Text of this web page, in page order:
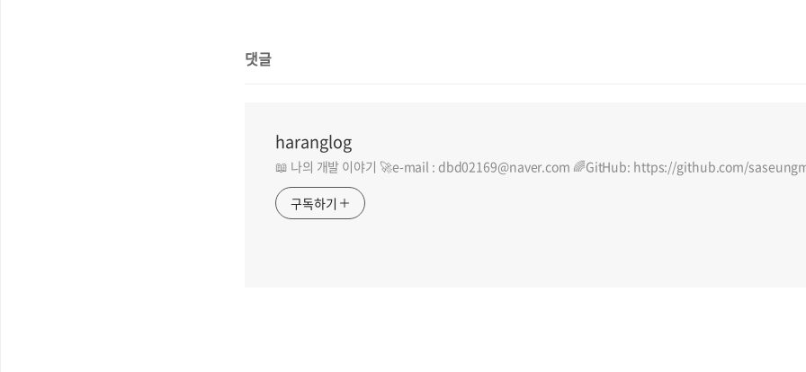
댓글
haranglog
📖 나의 개발 이야기 🚀e-mail : dbd02169@naver.com 🌈GitHub: https://github.com/
구독하기